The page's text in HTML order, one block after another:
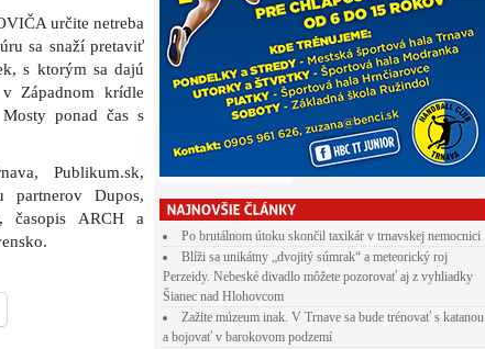
určite netreba
sa snaží pretaviť
s ktorým sa dajú
Západnom krídle
ponad čas s
Publikum.sk,
partnerov Dupos,
časopis ARCH a
Po brutálnom útoku skončil taxikár v trnavskej nemocnici
Blíži sa unikátny „dvojitý súmrak“ a meteorický roj
Perzeidy. Nebeské divadlo môžete pozorovať aj z vyhliadky
Šianec nad Hlohovcom
Zažite múzeum inak. V Trnave sa bude trénovať s katanou
a bojovať v barokovom podzemí